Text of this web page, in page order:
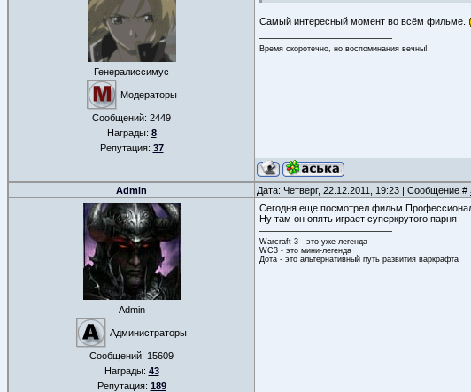
Генералиссимус
Модераторы
Сообщений: 2449
Награды: 8
Репутация: 37
Самый интересный момент во всём фильме.
Время скоротечно, но воспоминания вечны!
Admin Дата: Четверг, 22.12.2011, 19:23 | Сообщение #
Admin
Администраторы
Сообщений: 15609
Награды: 43
Репутация: 189
Сегодня еще посмотрел фильм
Ну там он опять играет суперкрутого парня
Warcraft 3 - это уже легенда
WC3 - это мини-легенда
Дота - это альтернативный путь развития варкрафта